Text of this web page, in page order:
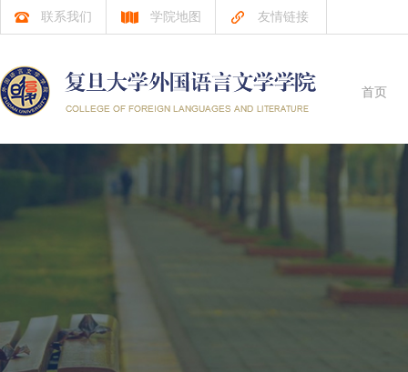
联系我们 学院地图 友情链接
首页